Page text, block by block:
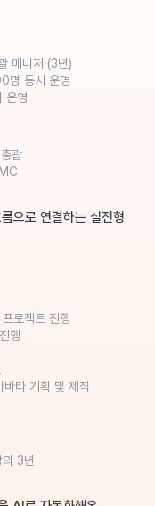
매니저 (3년)
명 동시 운영
운영
괄
으로 연결하는 실전형
로젝트 진행
행
바타 기획 및 제작
3년